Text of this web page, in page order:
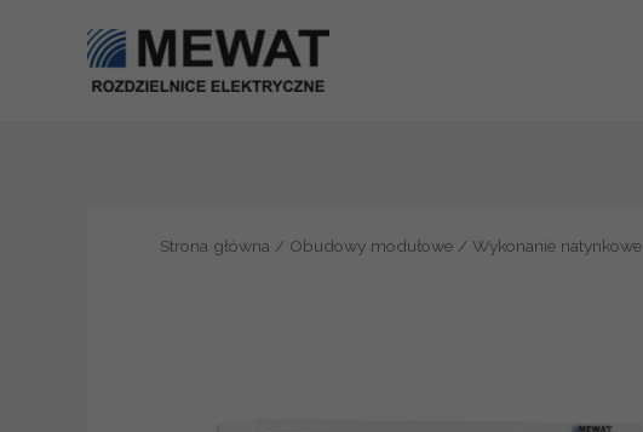
Strona główna / Obudowy modułowe / Wykonanie natynkowe